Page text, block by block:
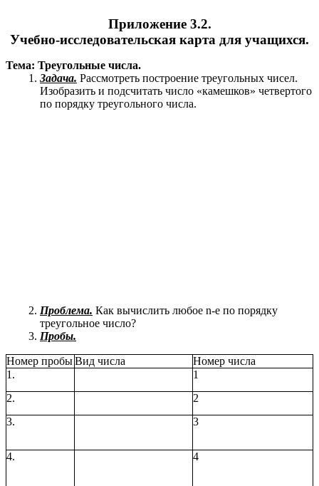
Приложение 3.2.
Учебно-исследовательская карта для учащихся.
Тема: Треугольные числа.
Задача. Рассмотреть построение треугольных чисел.
Изобразить и подсчитать число «камешков» четвертого
по порядку треугольного числа.
Проблема. Как вычислить любое n-е по порядку
треугольное число?
Пробы.
Номер пробыВид числа
Номер числа
1.
1
2.
2
3.
3
4. 4